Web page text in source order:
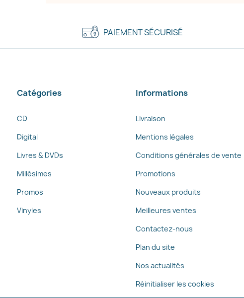
PAIEMENT SÉCURISÉ
Catégories
CD
Digital
Livres & DVDs
Millésimes
Promos
Vinyles
Informations
Livraison
Mentions légales
Conditions générales de vente
Promotions
Nouveaux produits
Meilleures ventes
Contactez-nous
Plan du site
Nos actualités
Réinitialiser les cookies